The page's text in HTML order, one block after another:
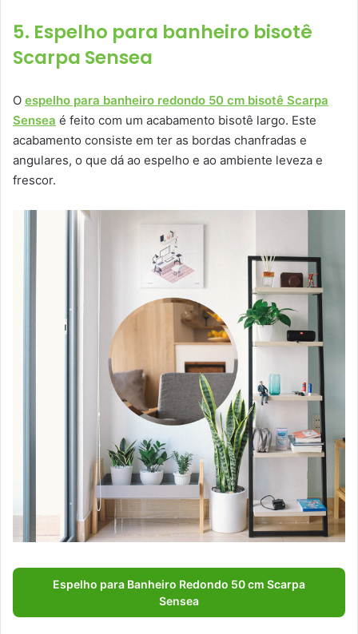
5. Espelho para banheiro bisotê
Scarpa Sensea
O espelho para banheiro redondo 50 cm bisotê Scarpa
Sensea é feito com um acabamento bisotê largo. Este
acabamento consiste em ter as bordas chanfradas e
angulares, o que dá ao espelho e ao ambiente leveza e
frescor.
Espelho para Banheiro Redondo 50 cm Scarpa
Sensea